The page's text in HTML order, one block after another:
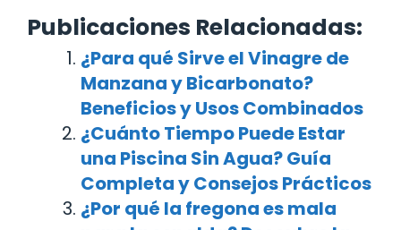
Publicaciones Relacionadas:
¿Para qué Sirve el Vinagre de
Manzana y Bicarbonato?
Beneficios y Usos Combinados
¿Cuánto Tiempo Puede Estar
una Piscina Sin Agua? Guía
Completa y Consejos Prácticos
¿Por qué la fregona es mala